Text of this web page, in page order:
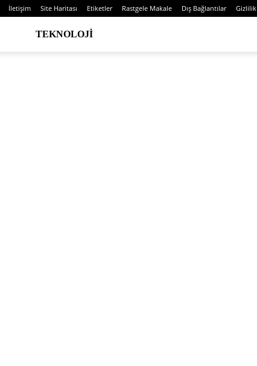
İletişim Site Haritası Etiketler Rastgele Makale Dış Bağlantılar Gizlilik
TEKNOLOJI